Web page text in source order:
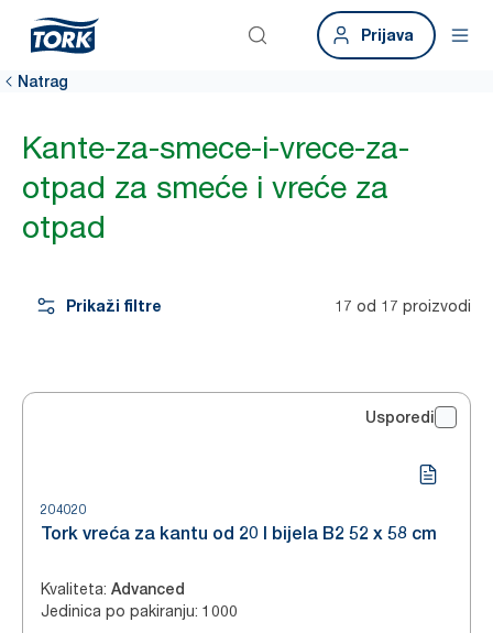
Prijava
Natrag
Kante-za-smece-i-vrece-za-
otpad za smeće i vreće za
otpad
Prikaži filtre 17 od 17 proizvodi
Usporedi
204020
Tork vreća za kantu od 20 l bijela B2 52 x 58 cm
Kvaliteta: Advanced
Jedinica po pakiranju: 1000